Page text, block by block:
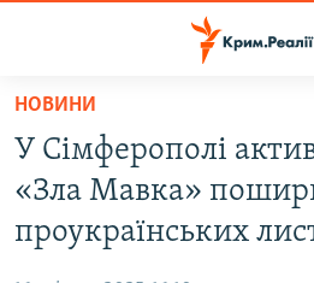
Перейти
основного
матеріалу
до
основної
НОВИНИ
ВОДА.КРИМ
ВІДЕО ТА ФОТО
НОВИНИ
У Сімферополі
«Зла Мавка»
проукраїнських